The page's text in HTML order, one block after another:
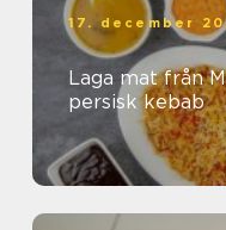
17. december
Laga mat från
persisk kebab